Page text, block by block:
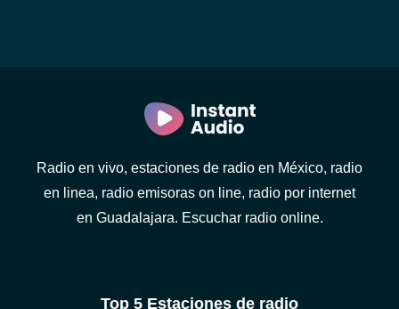
Radio en vivo, estaciones de radio en México, radio
en linea, radio emisoras on line, radio por internet
en Guadalajara. Escuchar radio online.
Top 5 Estaciones de radio